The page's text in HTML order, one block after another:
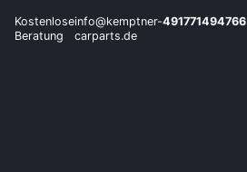
Kostenlose
Beratung
info@kemptner-
carparts.de
491771494766